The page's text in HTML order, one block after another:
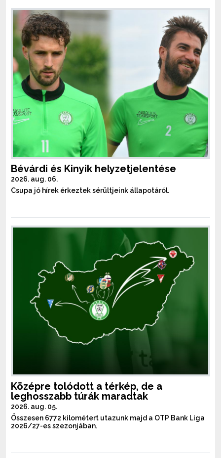
Bévárdi és Kinyik helyzetjelentése
2026. aug. 06.
Csupa jó hírek érkeztek sérültjeink állapotáról.
Középre tolódott a térkép, de a
leghosszabb túrák maradtak
2026. aug. 05.
Összesen 6772 kilométert utazunk majd a OTP Bank Liga
2026/27-es szezonjában.